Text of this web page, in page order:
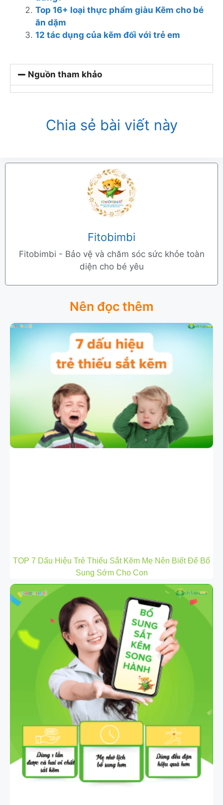
Top 16+ loại thực phẩm giàu Kẽm cho bé
ăn dặm
12 tác dụng của kẽm đối với trẻ em
Nguồn tham khảo
Chia sẻ bài viết này
Fitobimbi
Fitobimbi - Bảo vệ và chăm sóc sức khỏe toàn
diện cho bé yêu
Nên đọc thêm
TOP 7 Dấu Hiệu Trẻ Thiếu Sắt Kẽm Mẹ Nên Biết Để Bổ
Sung Sớm Cho Con